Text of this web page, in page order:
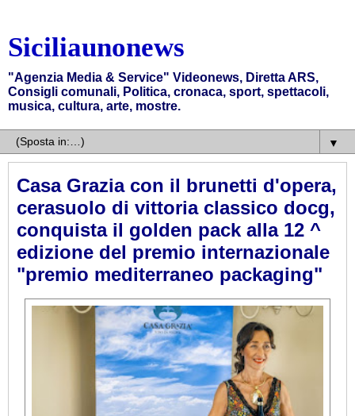
Siciliaunonews
"Agenzia Media & Service" Videonews, Diretta ARS,
Consigli comunali, Politica, cronaca, sport, spettacoli,
musica, cultura, arte, mostre.
▼
Casa Grazia con il brunetti d'opera,
cerasuolo di vittoria classico docg,
conquista il golden pack alla 12 ^
edizione del premio internazionale
"premio mediterraneo packaging"